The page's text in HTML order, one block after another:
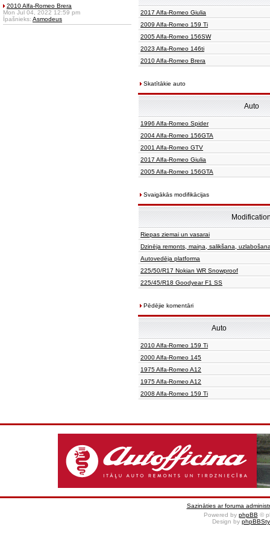
2010 Alfa-Romeo Brera
Mon Jul 04, 2022 12:59 pm
Īpašnieks: Asmodeus
2017 Alfa-Romeo Giulia
2009 Alfa-Romeo 159 Ti
2005 Alfa-Romeo 156SW
2023 Alfa-Romeo 146ti
2010 Alfa-Romeo Brera
Skatītākie auto
Auto
1996 Alfa-Romeo Spider
2004 Alfa-Romeo 156GTA
2001 Alfa-Romeo GTV
2017 Alfa-Romeo Giulia
2005 Alfa-Romeo 156GTA
Svaigākās modifikācijas
Riepas ziemai un vasarai
Dzinēja remonts, maiņa, salikšana,
Autovedēja platforma
225/50/R17 Nokian WR Snowproof
225/45/R18 Goodyear F1 SS
Pēdējie komentāri
Auto
2010 Alfa-Romeo 159 Ti
2000 Alfa-Romeo 145
1975 Alfa-Romeo A12
1975 Alfa-Romeo A12
2008 Alfa-Romeo 159 Ti
Sazināties ar foruma
Powered by phpBB ©
Design by